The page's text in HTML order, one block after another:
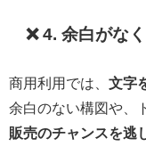
❌ 4. 余白がな
商用利用では、 文字
余白のない構図や、
販売のチャンスを逃